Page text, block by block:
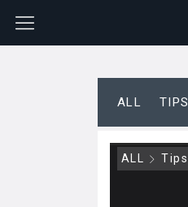
ALL TIPS
ALL Tips